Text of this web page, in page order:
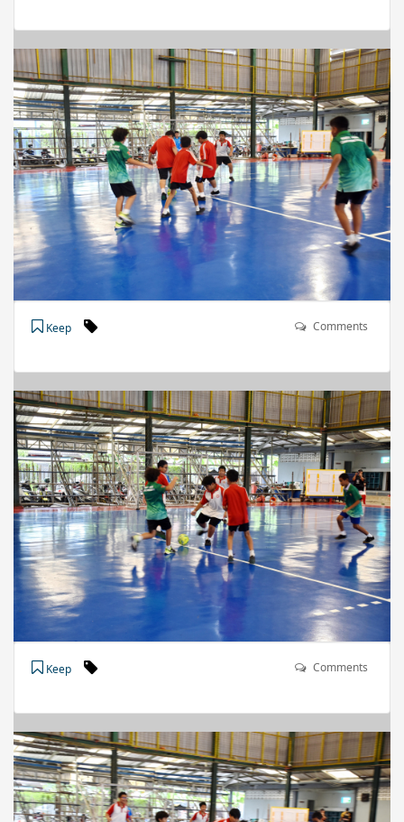
Keep Comments
Keep Comments